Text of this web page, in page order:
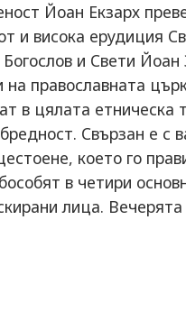
Йоан Екзарх
и висока ерудиция
и Свети Йоан
православната
в цялата етническа
Свързан е с
което го
в четири
лица.